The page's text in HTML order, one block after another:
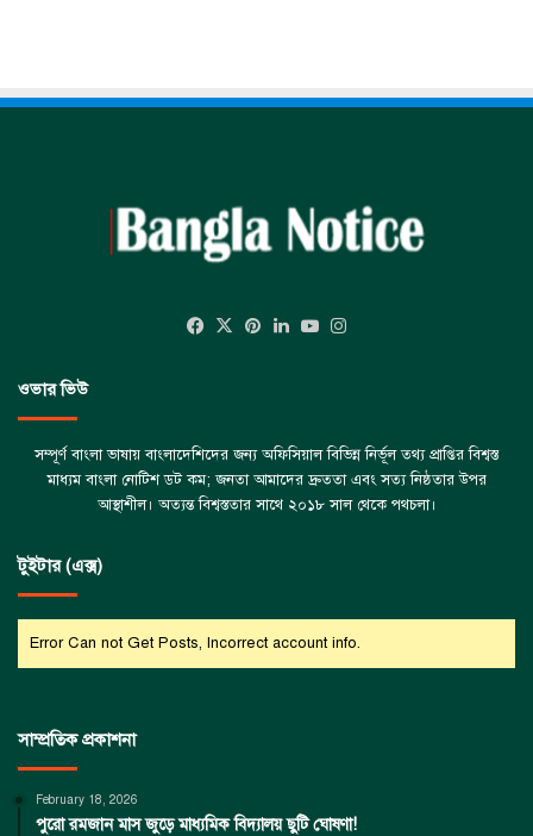
Facebook
X Pinterest
LinkedInYouTube
ওভার ভিউ
সম্পূর্ণ বাংলা ভাষায় বাংলাদেশিদের জন্য অফিসিয়াল বিভিন্ন নির্ভূল তথ্য প্রাপ্তির বিশ্বস্ত
মাধ্যম বাংলা নোটিশ ডট কম; জনতা আমাদের দ্রুততা এবং সত্য নিষ্ঠতার উপর
আস্থাশীল। অত্যন্ত বিশ্বস্ততার সাথে ২০১৮ সাল থেকে পথচলা।
টুইটার (এক্স)
Error Can not Get Posts, Incorrect account info.
সাম্প্রতিক প্রকাশনা
February 18, 2026
পুরো রমজান মাস জুড়ে মাধ্যমিক বিদ্যালয় ছুটি ঘোষণা!